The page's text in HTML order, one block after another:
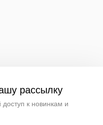
рассылку
к новинкам и